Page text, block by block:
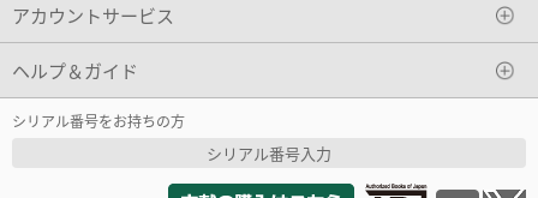
アカウントサービス
ヘルプ＆ガイド
シリアル番号をお持ちの方
シリアル番号入力